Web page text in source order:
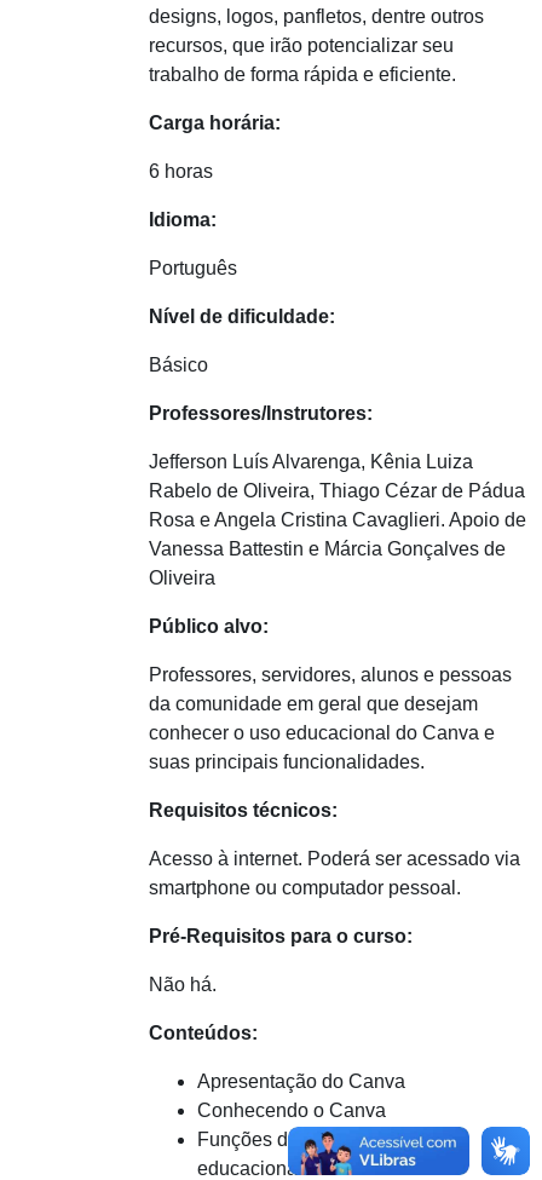
designs, logos, panfletos, dentre outros
recursos, que irão potencializar seu
trabalho de forma rápida e eficiente.
Carga horária:
6 horas
Idioma:
Português
Nível de dificuldade:
Básico
Professores/Instrutores:
Jefferson Luís Alvarenga, Kênia Luiza
Rabelo de Oliveira, Thiago Cézar de Pádua
Rosa e Angela Cristina Cavaglieri. Apoio de
Vanessa Battestin e Márcia Gonçalves de
Oliveira
Público alvo:
Professores, servidores, alunos e pessoas
da comunidade em geral que desejam
conhecer o uso educacional do Canva e
suas principais funcionalidades.
Requisitos técnicos:
Acesso à internet. Poderá ser acessado via
smartphone ou computador pessoal.
Pré-Requisitos para o curso:
Não há.
Conteúdos:
Apresentação do Canva
Conhecendo o Canva
Funções do Canva para uso
educacional